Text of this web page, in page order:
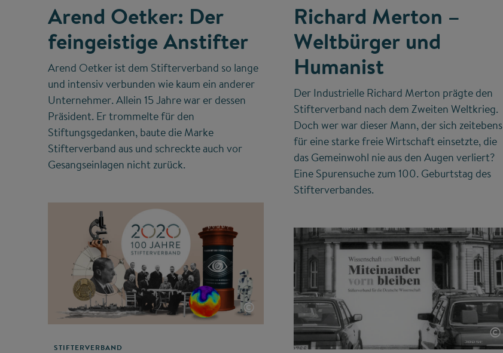
Arend Oetker: Der
feingeistige Anstifter
Arend Oetker ist dem Stifterverband so lange
und intensiv verbunden wie kaum ein anderer
Unternehmer. Allein 15 Jahre war er dessen
Präsident. Er trommelte für den
Stiftungsgedanken, baute die Marke
Stifterverband aus und schreckte auch vor
Gesangseinlagen nicht zurück.
Richard Merton –
Weltbürger und
Humanist
Der Industrielle Richard Merton prägte den
Stifterverband nach dem Zweiten Weltkrieg.
Doch wer war dieser Mann, der sich zeitebens
für eine starke freie Wirtschaft einsetzte, die
das Gemeinwohl nie aus den Augen verliert?
Eine Spurensuche zum 100. Geburtstag des
Stifterverbandes.
©
STIFTERVERBAND
©